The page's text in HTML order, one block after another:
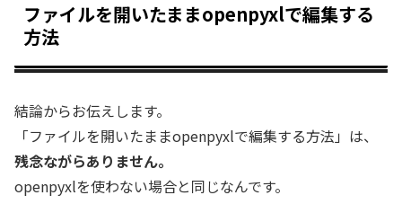
ファイルを開いたままopenpyxlで編集する
方法
結論からお伝えします。
「ファイルを開いたままopenpyxlで編集する方法」は、
残念ながらありません。
openpyxlを使わない場合と同じなんです。